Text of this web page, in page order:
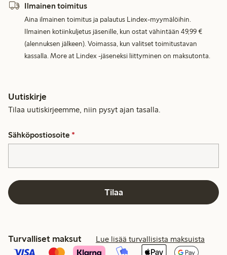
Ilmainen toimitus
Aina ilmainen toimitus ja palautus Lindex-myymälöihin.
Ilmainen kotiinkuljetus jäsenille, kun ostat vähintään 49,99 €
(alennuksen jälkeen). Voimassa, kun valitset toimitustavan
kassalla. More at Lindex -jäseneksi liittyminen on maksutonta.
Uutiskirje
Tilaa uutiskirjeemme, niin pysyt ajan tasalla.
Sähköpostiosoite *
Tilaa
Turvalliset maksut Lue lisää turvallisista maksuista